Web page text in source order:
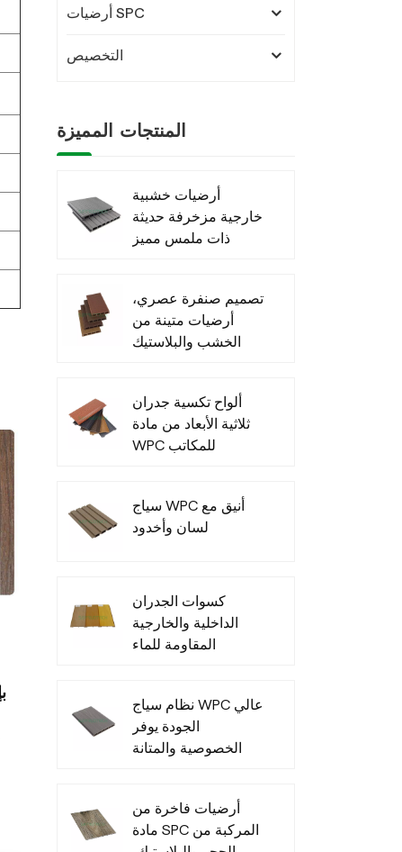
أرضيات SPC
التخصيص
المنتجات المميزة
أرضيات خشبية
خارجية مزخرفة حديثة
ذات ملمس مميز
تصميم صنفرة عصري،
أرضيات متينة من
الخشب والبلاستيك
ألواح تكسية جدران
ثلاثية الأبعاد من مادة
WPC للمكاتب
سياج WPC أنيق مع
لسان وأخدود
كسوات الجدران
الداخلية والخارجية
المقاومة للماء
نظام سياج WPC عالي
الجودة يوفر
الخصوصية والمتانة
أرضيات فاخرة من
مادة SPC المركبة من